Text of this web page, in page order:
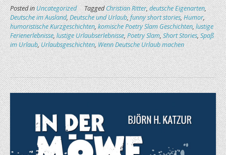
Posted inUncategorized TaggedChristian Ritter,deutsche Eigenarten,
Deutsche im Ausland,Deutsche und Urlaub,funny short stories,Humor,
humoristische Kurzgeschichten,komische Poetry Slam Geschichten,lustige
Ferienerlebnisse,lustige Urlaubserlebnisse,Poetry Slam,Short Stories,Spaß
im Urlaub,Urlaubsgeschichten,Wenn Deutsche Urlaub machen